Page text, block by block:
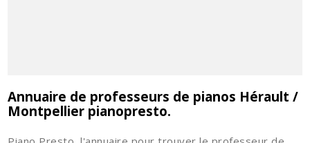
Annuaire de professeurs de pianos Hérault /
Montpellier pianopresto.